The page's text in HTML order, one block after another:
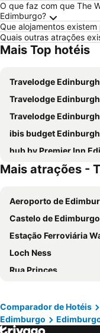
O que faz com que The
Edimburgo?
Que alojamentos
Quais outras atrações
Mais Top hotéis
Travelodge Edinburgh Central
Travelodge Edinburgh
Travelodge Edinburgh Central
ibis budget
hub by Premier Inn Edinburgh Royal
Britannia Edinburgh
Edinburgh House
YOTEL Edinburgh
Novotel Edinburgh
Kimpton Charlotte Square
Premier Inn Edinburgh Central (Lauriston
Travelodge Edinburgh
Four Points Flex by Sheraton
Mais atrações -
Aeroporto de
Castelo de Edimburgo
Estação Ferroviária
Loch Ness
Rua Princes
Inverness railway
Glasgow Queen Street
Comparador de Hotéis
Edimburgo